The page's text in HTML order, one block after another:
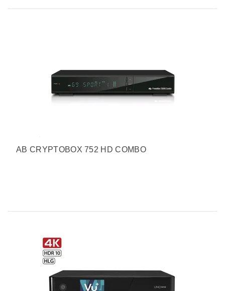
AB CRYPTOBOX 752 HD COMBO